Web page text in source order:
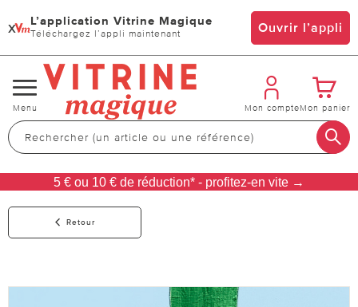
x L’application Vitrine Magique
Téléchargez l’appli maintenant Ouvrir l’appli
Changer
de
navigation
Menu Mon compteMon panier
5 € ou 10 € de réduction* - profitez-en vite →
Retour